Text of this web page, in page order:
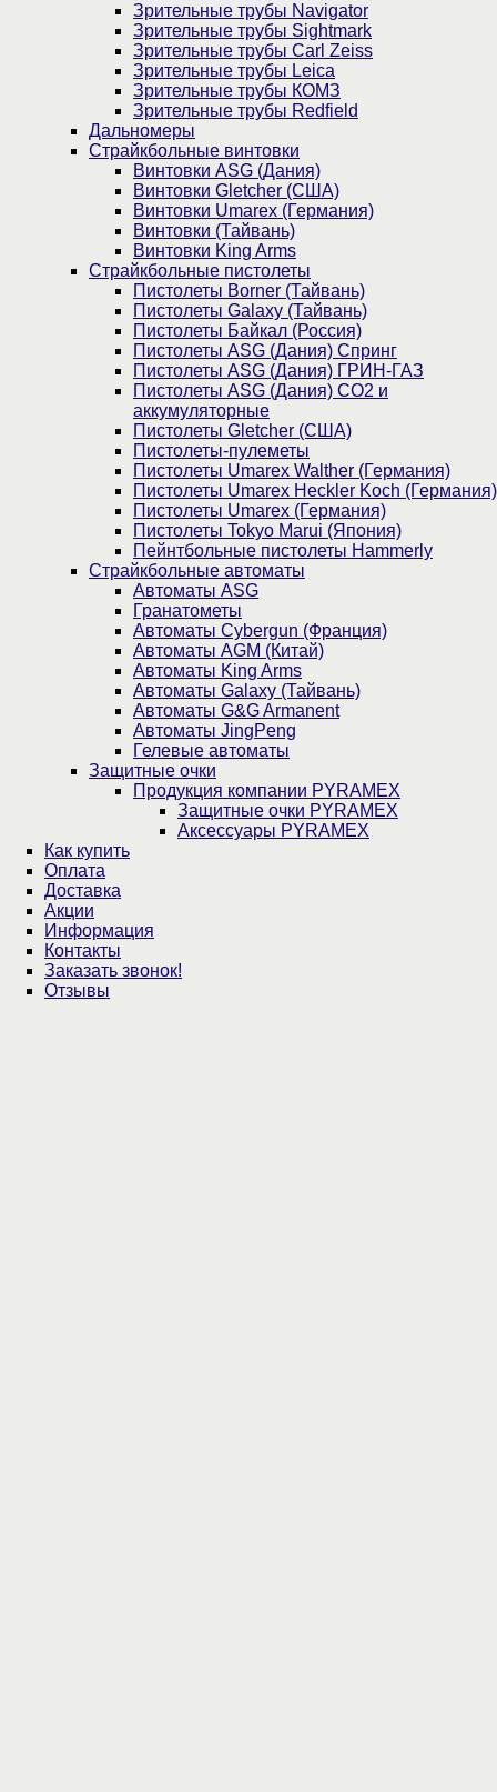
Зрительные трубы Navigator
Зрительные трубы Sightmark
Зрительные трубы Carl Zeiss
Зрительные трубы Leica
Зрительные трубы КОМЗ
Зрительные трубы Redfield
Дальномеры
Страйкбольные винтовки
Винтовки ASG (Дания)
Винтовки Gletcher (США)
Винтовки Umarex (Германия)
Винтовки (Тайвань)
Винтовки King Arms
Страйкбольные пистолеты
Пистолеты Borner (Тайвань)
Пистолеты Galaxy (Тайвань)
Пистолеты Байкал (Россия)
Пистолеты ASG (Дания) Спринг
Пистолеты ASG (Дания) ГРИН-ГАЗ
Пистолеты ASG (Дания) CO2 и
аккумуляторные
Пистолеты Gletcher (США)
Пистолеты-пулеметы
Пистолеты Umarex Walther (Германия)
Пистолеты Umarex Heckler Koch (Германия)
Пистолеты Umarex (Германия)
Пистолеты Tokyo Marui (Япония)
Пейнтбольные пистолеты Hammerly
Страйкбольные автоматы
Автоматы ASG
Гранатометы
Автоматы Cybergun (Франция)
Автоматы AGM (Китай)
Автоматы King Arms
Автоматы Galaxy (Тайвань)
Автоматы G&G Armanent
Автоматы JingPeng
Гелевые автоматы
Защитные очки
Продукция компании PYRAMEX
Защитные очки PYRAMEX
Аксессуары PYRAMEX
Как купить
Оплата
Доставка
Акции
Информация
Контакты
Заказать звонок!
Отзывы